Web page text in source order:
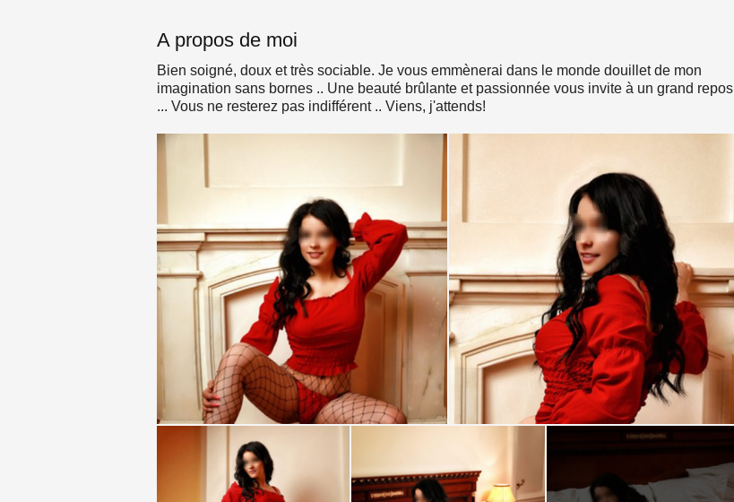
A propos de moi
Bien soigné, doux et très sociable. Je vous emmènerai dans le monde douillet de mon
imagination sans bornes .. Une beauté brûlante et passionnée vous invite à un grand repos
... Vous ne resterez pas indifférent .. Viens, j'attends!